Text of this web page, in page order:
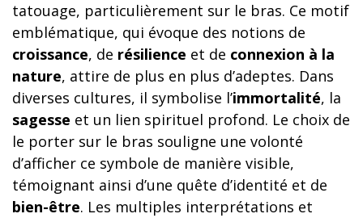
tatouage, particulièrement sur le bras. Ce motif
emblématique, qui évoque des notions de
croissance, de résilience et de connexion à la
nature, attire de plus en plus d’adeptes. Dans
diverses cultures, il symbolise l’immortalité, la
sagesse et un lien spirituel profond. Le choix de
le porter sur le bras souligne une volonté
d’afficher ce symbole de manière visible,
témoignant ainsi d’une quête d’identité et de
bien-être. Les multiples interprétations et